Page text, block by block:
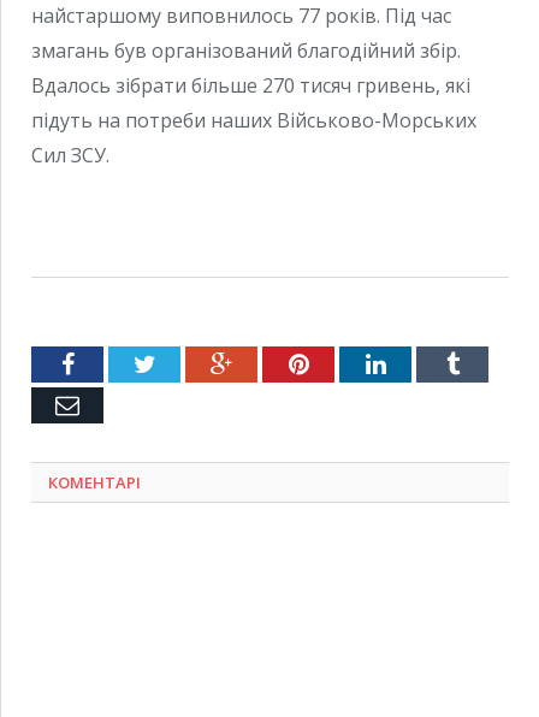
найстаршому виповнилось 77 років. Під час
змагань був організований благодійний збір.
Вдалось зібрати більше 270 тисяч гривень, які
підуть на потреби наших Військово-Морських
Сил ЗСУ.
FacebookTwitter Google+PinterestLinkedInTumblr
Емейл
КОМЕНТАРІ